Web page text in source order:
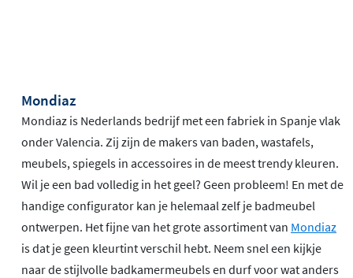
Mondiaz
Mondiaz is Nederlands bedrijf met een fabriek in Spanje vlak
onder Valencia. Zij zijn de makers van baden, wastafels,
meubels, spiegels in accessoires in de meest trendy kleuren.
Wil je een bad volledig in het geel? Geen probleem! En met de
handige configurator kan je helemaal zelf je badmeubel
ontwerpen. Het fijne van het grote assortiment van Mondiaz
is dat je geen kleurtint verschil hebt. Neem snel een kijkje
naar de stijlvolle badkamermeubels en durf voor wat anders